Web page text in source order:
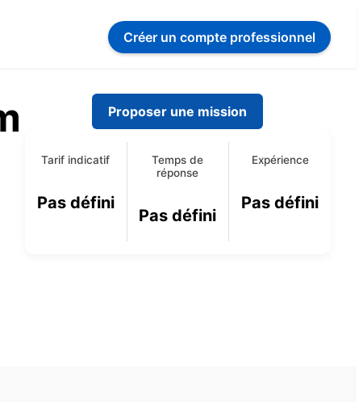
Créer un compte professionnel
Proposer une mission
Tarif indicatif
Pas défini
Temps de
réponse
Pas défini
Expérience
Pas défini